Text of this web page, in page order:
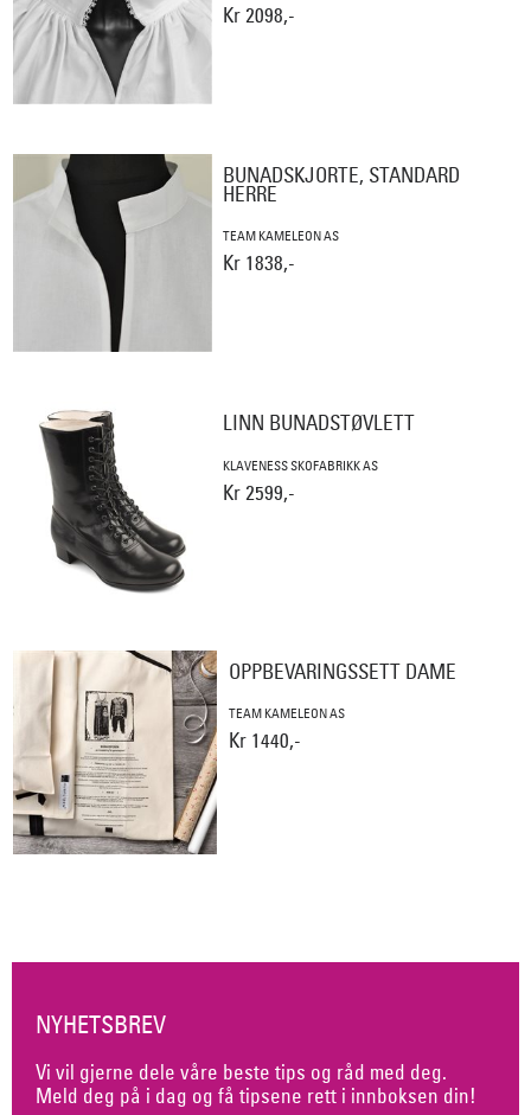
Kr 2098,-
BUNADSKJORTE, STANDARD
HERRE
TEAM KAMELEON AS
Kr 1838,-
LINN BUNADSTØVLETT
KLAVENESS SKOFABRIKK AS
Kr 2599,-
OPPBEVARINGSSETT DAME
TEAM KAMELEON AS
Kr 1440,-
NYHETSBREV
Vi vil gjerne dele våre beste tips og råd med deg.
Meld deg på i dag og få tipsene rett i innboksen din!